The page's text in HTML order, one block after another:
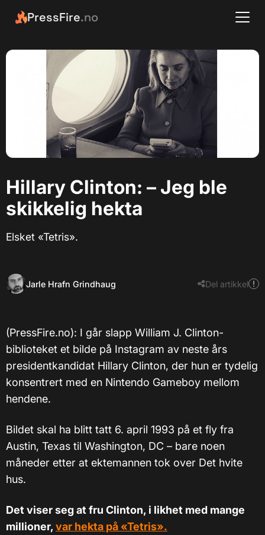
PressFire.no
Hillary Clinton: – Jeg ble
skikkelig hekta
Elsket «Tetris».
Jarle Hrafn Grindhaug Del artikkel
(PressFire.no): I går slapp William J. Clinton-
biblioteket et bilde på Instagram av neste års
presidentkandidat Hillary Clinton, der hun er tydelig
konsentrert med en Nintendo Gameboy mellom
hendene.
Bildet skal ha blitt tatt 6. april 1993 på et fly fra
Austin, Texas til Washington, DC – bare noen
måneder etter at ektemannen tok over Det hvite
hus.
Det viser seg at fru Clinton, i likhet med mange
millioner, var hekta på «Tetris».